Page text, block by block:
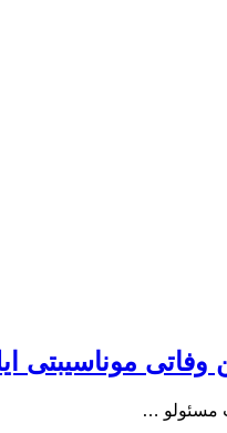
وفاتی
مسئولو …